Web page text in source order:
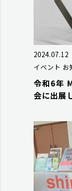
2024.07.12
イベント お
令和6年
会に出展